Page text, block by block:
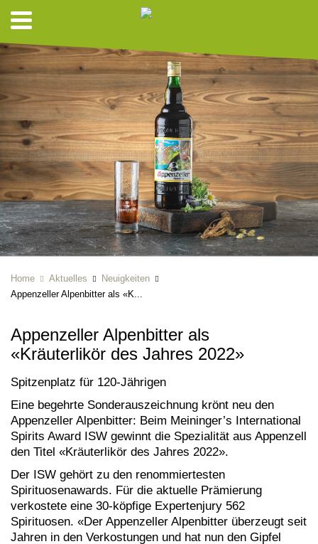
Home Aktuelles
Neuigkeiten
Appenzeller Alpenbitter als «K...
Appenzeller Alpenbitter als
«Kräuterlikör des Jahres 2022»
Spitzenplatz für 120-Jährigen
Eine begehrte Sonderauszeichnung krönt neu den
Appenzeller Alpenbitter: Beim Meininger’s International
Spirits Award ISW gewinnt die Spezialität aus Appenzell
den Titel «Kräuterlikör des Jahres 2022».
Der ISW gehört zu den renommiertesten
Spirituosenawards. Für die aktuelle Prämierung
verkostete eine 30-köpfige Expertenjury 562
Spirituosen. «Der Appenzeller Alpenbitter überzeugt seit
Jahren in den Verkostungen und hat nun den Gipfel